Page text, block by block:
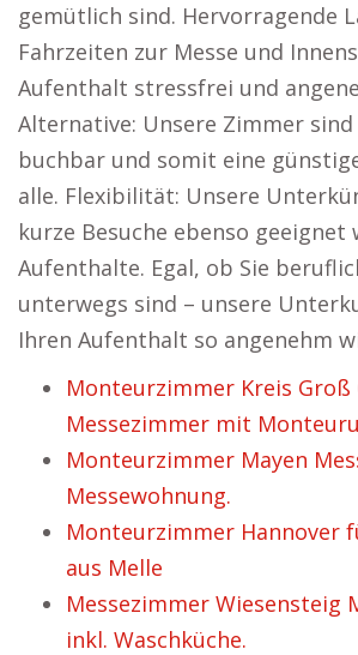
gemütlich sind. Hervorragende
Fahrzeiten zur Messe und
Aufenthalt stressfrei und
Alternative: Unsere Zimmer sind
buchbar und somit eine
alle. Flexibilität: Unsere
kurze Besuche ebenso geeignet
Aufenthalte. Egal, ob Sie
unterwegs sind – unsere
Ihren Aufenthalt so angenehm
Monteurzimmer Kreis Groß
Messezimmer mit
Monteurzimmer Mayen
Messewohnung.
Monteurzimmer Hannover
aus Melle
Messezimmer Wiesensteig
inkl. Waschküche.